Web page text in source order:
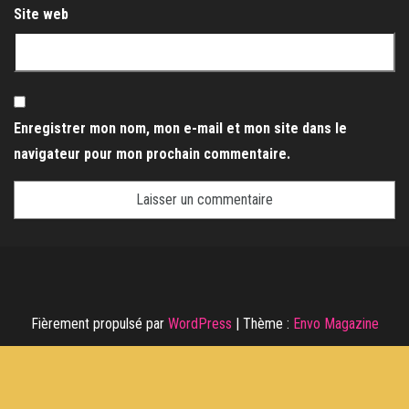
Site web
Enregistrer mon nom, mon e-mail et mon site dans le
navigateur pour mon prochain commentaire.
Fièrement propulsé par WordPress | Thème : Envo Magazine